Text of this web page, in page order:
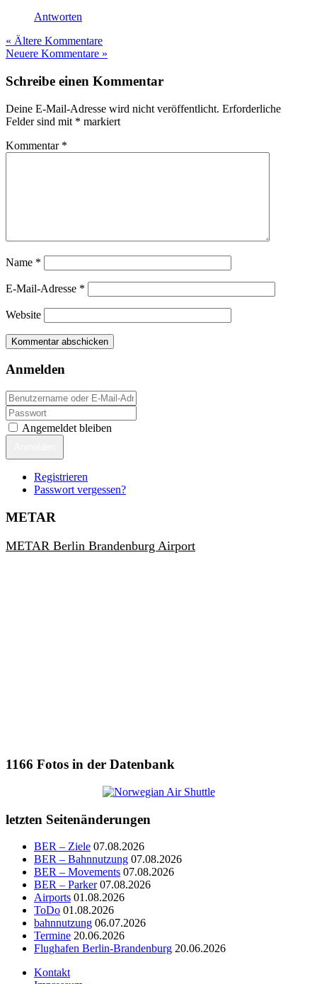
Antworten
« Ältere Kommentare
Neuere Kommentare »
Schreibe einen Kommentar
Deine E-Mail-Adresse wird nicht veröffentlicht. Erforderliche
Felder sind mit * markiert
Kommentar *
Name *
E-Mail-Adresse *
Website
Anmelden
Angemeldet bleiben
Registrieren
Passwort vergessen?
METAR
METAR Berlin Brandenburg Airport
1166 Fotos in der Datenbank
letzten Seitenänderungen
BER – Ziele 07.08.2026
BER – Bahnnutzung 07.08.2026
BER – Movements 07.08.2026
BER – Parker 07.08.2026
Airports 01.08.2026
ToDo 01.08.2026
bahnnutzung 06.07.2026
Termine 20.06.2026
Flughafen Berlin-Brandenburg 20.06.2026
Kontakt